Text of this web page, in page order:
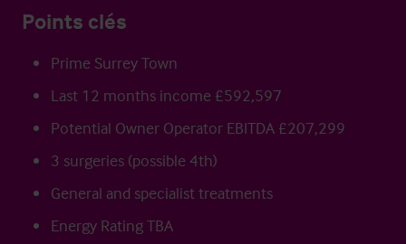
Points clés
Prime Surrey Town
Last 12 months income £592,597
Potential Owner Operator EBITDA £207,299
3 surgeries (possible 4th)
General and specialist treatments
Energy Rating TBA